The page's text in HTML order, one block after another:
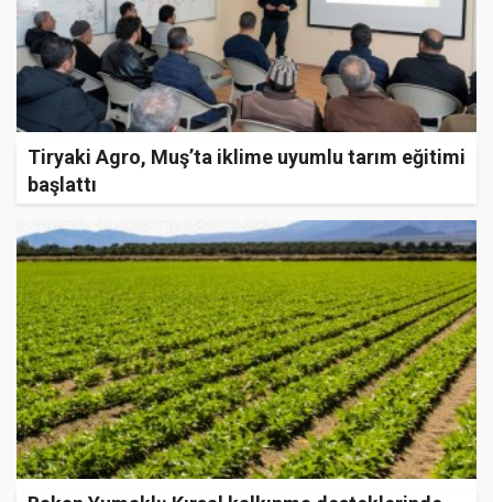
Tiryaki Agro, Muş’ta iklime uyumlu tarım eğitimi
başlattı